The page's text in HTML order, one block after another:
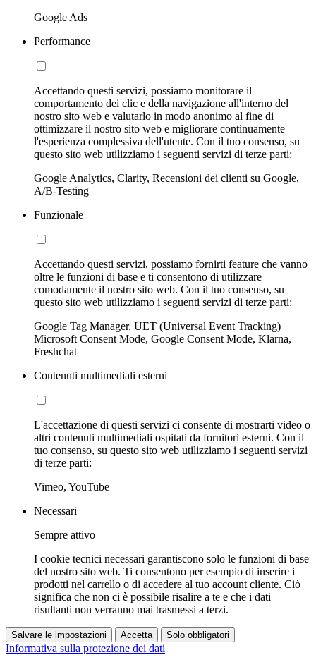
Google Ads
Performance
Accettando questi servizi, possiamo monitorare il
comportamento dei clic e della navigazione all'interno del
nostro sito web e valutarlo in modo anonimo al fine di
ottimizzare il nostro sito web e migliorare continuamente
l'esperienza complessiva dell'utente. Con il tuo consenso, su
questo sito web utilizziamo i seguenti servizi di terze parti:
Google Analytics, Clarity, Recensioni dei clienti su Google,
A/B-Testing
Funzionale
Accettando questi servizi, possiamo fornirti feature che vanno
oltre le funzioni di base e ti consentono di utilizzare
comodamente il nostro sito web. Con il tuo consenso, su
questo sito web utilizziamo i seguenti servizi di terze parti:
Google Tag Manager, UET (Universal Event Tracking)
Microsoft Consent Mode, Google Consent Mode, Klarna,
Freshchat
Contenuti multimediali esterni
L'accettazione di questi servizi ci consente di mostrarti video o
altri contenuti multimediali ospitati da fornitori esterni. Con il
tuo consenso, su questo sito web utilizziamo i seguenti servizi
di terze parti:
Vimeo, YouTube
Necessari
Sempre attivo
I cookie tecnici necessari garantiscono solo le funzioni di base
del nostro sito web. Ti consentono per esempio di inserire i
prodotti nel carrello o di accedere al tuo account cliente. Ciò
significa che non ci è possibile risalire a te e che i dati
risultanti non verranno mai trasmessi a terzi.
Salvare le impostazioni Accetta Solo obbligatori
Informativa sulla protezione dei dati